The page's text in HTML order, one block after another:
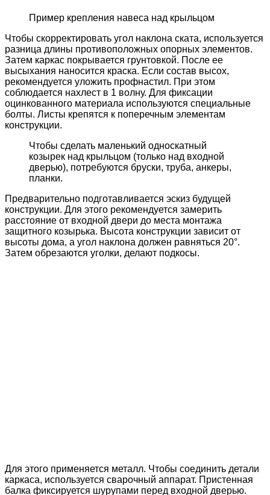
Пример крепления навеса над крыльцом
Чтобы скорректировать угол наклона ската, используется
разница длины противоположных опорных элементов.
Затем каркас покрывается грунтовкой. После ее
высыхания наносится краска. Если состав высох,
рекомендуется уложить профнастил. При этом
соблюдается нахлест в 1 волну. Для фиксации
оцинкованного материала используются специальные
болты. Листы крепятся к поперечным элементам
конструкции.
Чтобы сделать маленький односкатный
козырек над крыльцом (только над входной
дверью), потребуются бруски, труба, анкеры,
планки.
Предварительно подготавливается эскиз будущей
конструкции. Для этого рекомендуется замерить
расстояние от входной двери до места монтажа
защитного козырька. Высота конструкции зависит от
высоты дома, а угол наклона должен равняться 20°.
Затем обрезаются уголки, делают подкосы.
Для этого применяется металл. Чтобы соединить детали
каркаса, используется сварочный аппарат. Пристенная
балка фиксируется шурупами перед входной дверью.